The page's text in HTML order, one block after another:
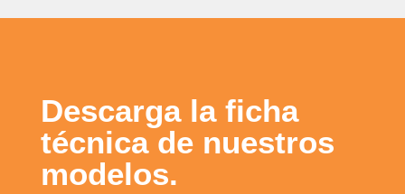
Descarga la ficha
técnica de nuestros
modelos.